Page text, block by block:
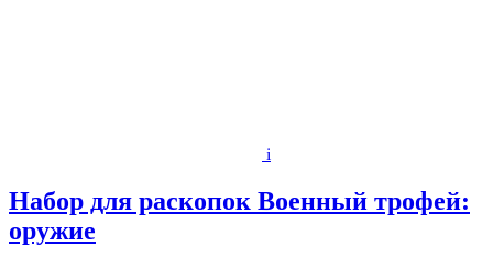
i
Набор для раскопок Военный трофей:
оружие